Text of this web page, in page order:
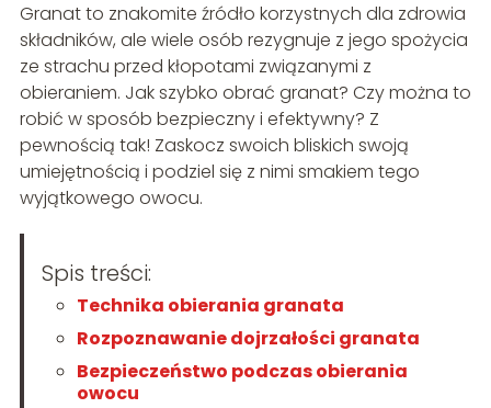
Granat to znakomite źródło korzystnych dla zdrowia
składników, ale wiele osób rezygnuje z jego spożycia
ze strachu przed kłopotami związanymi z
obieraniem. Jak szybko obrać granat? Czy można to
robić w sposób bezpieczny i efektywny? Z
pewnością tak! Zaskocz swoich bliskich swoją
umiejętnością i podziel się z nimi smakiem tego
wyjątkowego owocu.
Spis treści:
Technika obierania granata
Rozpoznawanie dojrzałości granata
Bezpieczeństwo podczas obierania
owocu